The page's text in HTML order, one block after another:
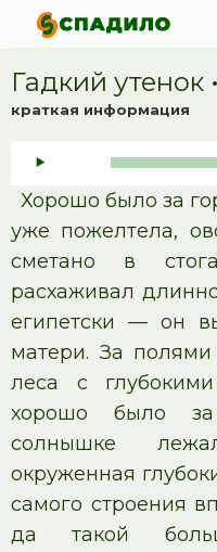
Гадкий утенок
краткая информация
Хорошо было за
уже пожелтела,
сметано в
расхаживал
египетски — он
матери. За
леса с
хорошо было
солнышке
окруженная
самого строения
да такой